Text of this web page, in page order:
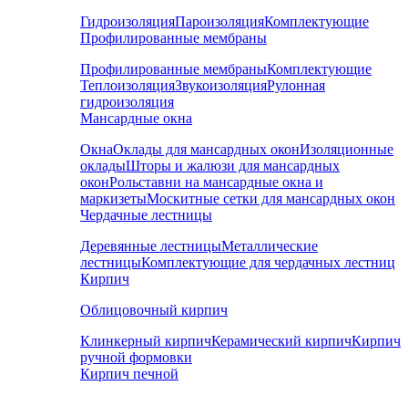
ГидроизоляцияПароизоляцияКомплектующие
Профилированные мембраны
Профилированные мембраныКомплектующие
ТеплоизоляцияЗвукоизоляцияРулонная
гидроизоляция
Мансардные окна
ОкнаОклады для мансардных оконИзоляционные
окладыШторы и жалюзи для мансардных
оконРольставни на мансардные окна и
маркизетыМоскитные сетки для мансардных окон
Чердачные лестницы
Деревянные лестницыМеталлические
лестницыКомплектующие для чердачных лестниц
Кирпич
Облицовочный кирпич
Клинкерный кирпичКерамический кирпичКирпич
ручной формовки
Кирпич печной